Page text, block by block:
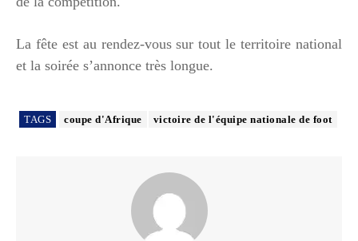
La fête est au rendez-vous sur tout le territoire national
et la soirée s’annonce très longue.
TAGS coupe d'Afrique victoire de l'équipe nationale de foot